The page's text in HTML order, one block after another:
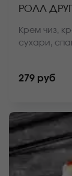
РОЛЛ
Крем чиз,
сухари,
279 руб